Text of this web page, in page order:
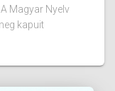
Magyar Nyelv
kapuit